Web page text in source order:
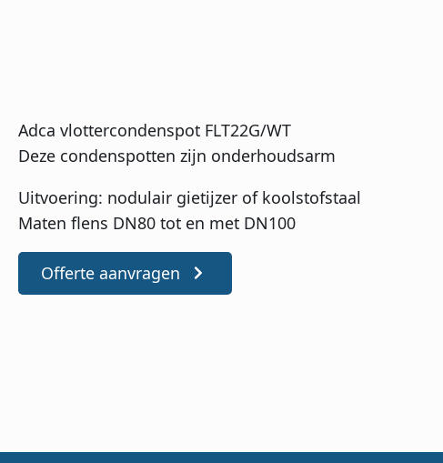
Adca vlottercondenspot FLT22G/WT
Deze condenspotten zijn onderhoudsarm
Uitvoering: nodulair gietijzer of koolstofstaal
Maten flens DN80 tot en met DN100
Offerte aanvragen